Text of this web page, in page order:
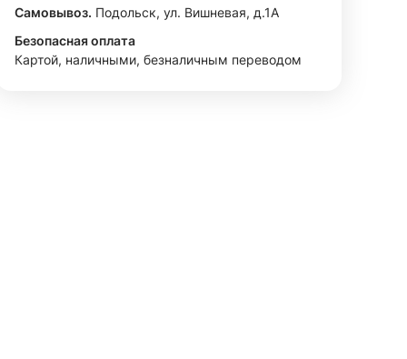
Самовывоз. Подольск, ул. Вишневая, д.1А
Безопасная оплата
Картой, наличными, безналичным переводом